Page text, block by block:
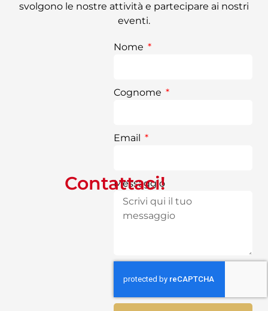
svolgono le nostre attività e partecipare ai nostri
eventi.
Nome
Cognome
Email
Messaggio
Contattaci!